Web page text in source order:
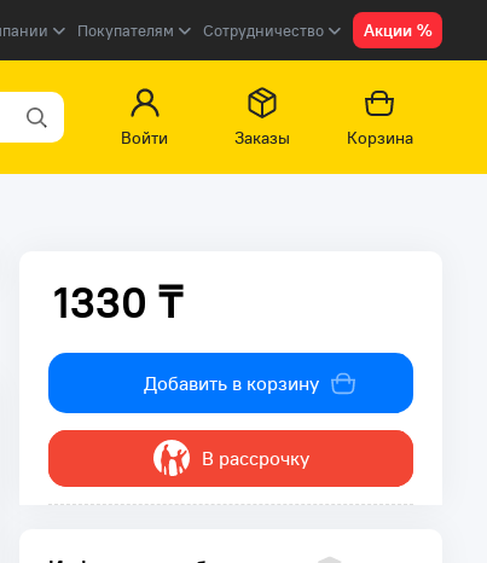
Покупателям Сотрудничество Акции %
Войти
Заказы Корзина
1330 ₸
1330 ₸
Добавить в корзину
В рассрочку